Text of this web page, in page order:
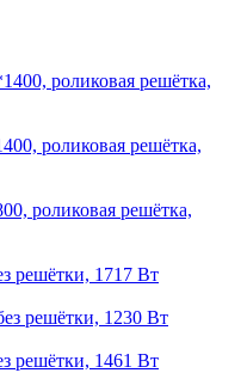
роликовая решётка,
роликовая решётка,
роликовая решётка,
решётки, 1717 Вт
решётки, 1230 Вт
решётки, 1461 Вт